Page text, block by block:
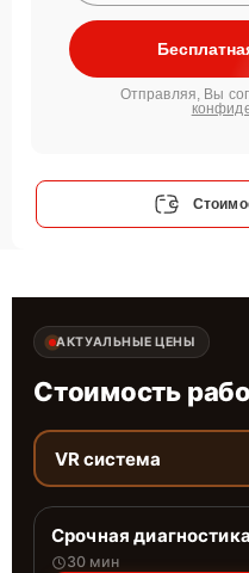
Отправляя, Вы
АКТУАЛЬНЫЕ ЦЕНЫ
Стоимость
VR система
Срочная диагностика
30 мин